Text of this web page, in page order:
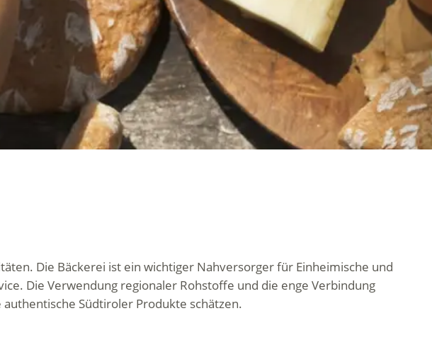
Die Bäckerei ist ein wichtiger Nahversorger für Einheimische und
Die Verwendung regionaler Rohstoffe und die enge Verbindung
Südtiroler Produkte schätzen.